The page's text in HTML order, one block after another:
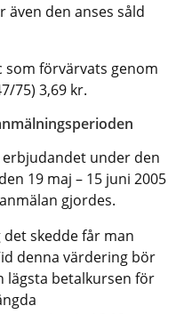
den anses såld
som förvärvats genom
75) 3,69 kr.
under den
19 maj – 15 juni 2005
gjordes.
det skedde får man
denna värdering bör
lägsta betalkursen för